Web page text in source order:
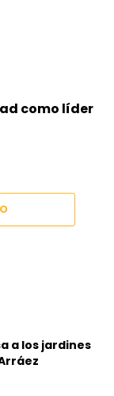
como líder
a los jardines